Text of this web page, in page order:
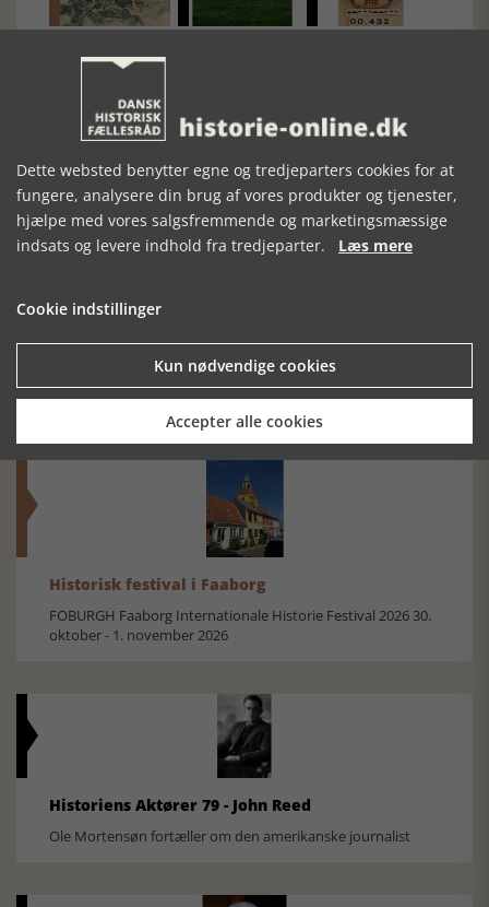
OVERNATURLIGE
SKABNINGER
FOLKETRO OG
JAPANSKE
YŌKAI
VI FREDER
MUSEUMSNUMRE
OG
Mosefolket
Den største samling af moselig i verden på Museum
Silkeborg Hovedgården
Historisk festival i Faaborg
FOBURGH Faaborg Internationale Historie Festival 2026 30.
oktober - 1. november 2026
Historiens Aktører 79 - John Reed
Ole Mortensøn fortæller om den amerikanske journalist
Dette websted benytter egne og tredjeparters cookies for at
fungere, analysere din brug af vores produkter og tjenester,
hjælpe med vores salgsfremmende og marketingsmæssige
indsats og levere indhold fra tredjeparter. Læs mere
Cookie indstillinger
Kun nødvendige cookies
Accepter alle cookies